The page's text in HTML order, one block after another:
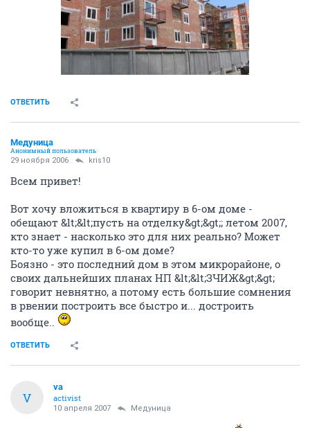
ОТВЕТИТЬ
Медуница
Анонимный пользователь
29 ноября 2006 kris10
Всем привет!
Вот хочу вложиться в квартиру в 6-ом доме -
обещают &lt;&lt;пусть на отделку&gt;&gt;; летом 2007,
кто знает - насколько это для них реально? Может
кто-то уже купил в 6-ом доме?
Боязно - это последний дом в этом микрорайоне, о
своих дальнейших планах НП &lt;&lt;ЗЧИЖ&gt;&gt;
говорит невнятно, а потому есть большие сомнения
в рвении построить все быстро и... достроить
вообще..
ОТВЕТИТЬ
V
va
activist
10 апреля 2007 Медуница